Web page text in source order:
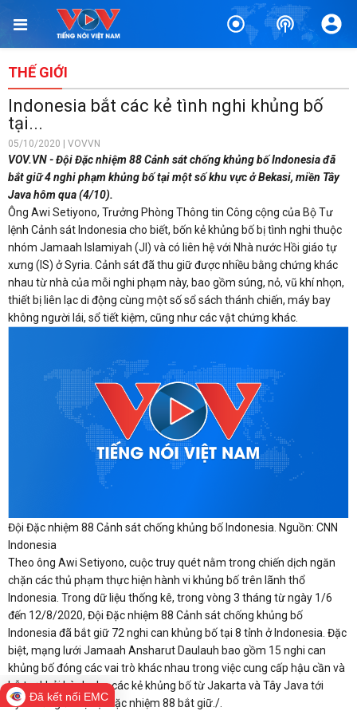
THẾ GIỚI
Indonesia bắt các kẻ tình nghi khủng bố
tại...
05/10/2020 | VOVVN
VOV.VN - Đội Đặc nhiệm 88 Cảnh sát chống khủng bố Indonesia đã
bắt giữ 4 nghi phạm khủng bố tại một số khu vực ở Bekasi, miền Tây
Java hôm qua (4/10).
Ông Awi Setiyono, Trưởng Phòng Thông tin Công cộng của Bộ Tư
lệnh Cảnh sát Indonesia cho biết, bốn kẻ khủng bố bị tình nghi thuộc
nhóm Jamaah Islamiyah (JI) và có liên hệ với Nhà nước Hồi giáo tự
xưng (IS) ở Syria. Cảnh sát đã thu giữ được nhiều bằng chứng khác
nhau từ nhà của mỗi nghi phạm này, bao gồm súng, nỏ, vũ khí nhọn,
thiết bị liên lạc di động cùng một số sổ sách thánh chiến, máy bay
không người lái, sổ tiết kiệm, cũng như các vật chứng khác.
Đội Đặc nhiệm 88 Cảnh sát chống khủng bố Indonesia. Nguồn: CNN
Indonesia
Theo ông Awi Setiyono, cuộc truy quét nằm trong chiến dịch ngăn
chặn các thủ phạm thực hiện hành vi khủng bố trên lãnh thổ
Indonesia. Trong dữ liệu thống kê, trong vòng 3 tháng từ ngày 1/6
đến 12/8/2020, Đội Đặc nhiệm 88 Cảnh sát chống khủng bố
Indonesia đã bắt giữ 72 nghi can khủng bố tại 8 tỉnh ở Indonesia. Đặc
biệt, mạng lưới Jamaah Ansharut Daulauh bao gồm 15 nghi can
khủng bố đóng các vai trò khác nhau trong việc cung cấp hậu cần và
hỗ trợ khởi hành cho các kẻ khủng bố từ Jakarta và Tây Java tới
Syria cũng đã bị Đội Đặc nhiệm 88 bắt giữ./.
Đã kết nối EMC